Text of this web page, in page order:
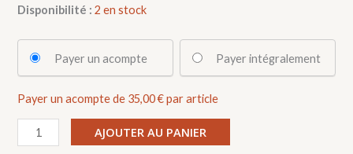
Disponibilité : 2 en stock
your
option
Payer un acompte Payer intégralement
Payer un acompte de 35,00€par article
quantité
de
AJOUTER AU PANIER